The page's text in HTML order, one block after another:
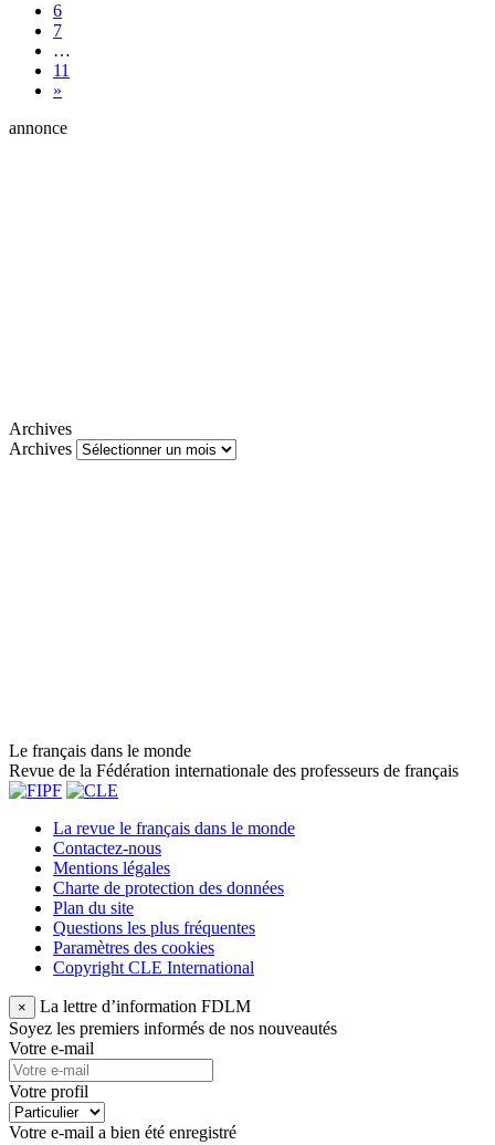
6
7
…
11
»
annonce
Archives
Archives
Le français dans le monde
Revue de la Fédération internationale des professeurs de français
La revue le français dans le monde
Contactez-nous
Mentions légales
Charte de protection des données
Plan du site
Questions les plus fréquentes
Paramètres des cookies
Copyright CLE International
×
La lettre d’information FDLM
Soyez les premiers informés de nos nouveautés
Votre e-mail
Votre profil
Votre e-mail a bien été enregistré